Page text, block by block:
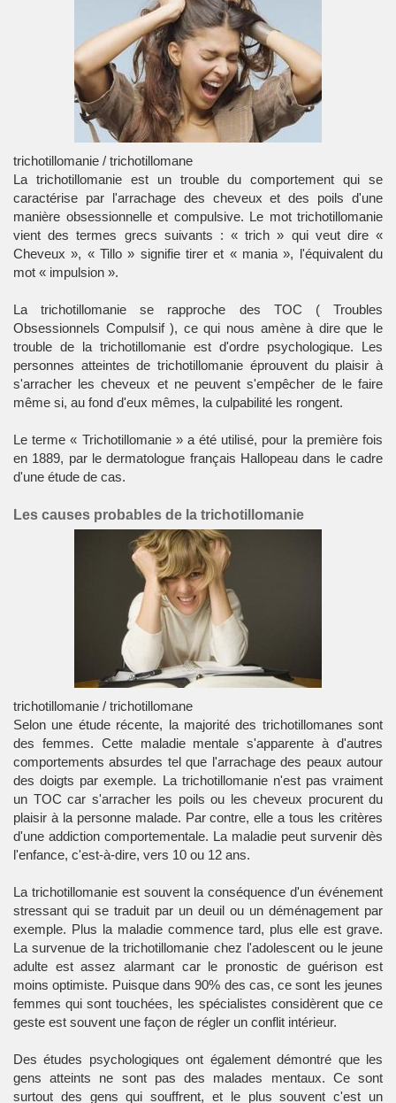
trichotillomanie / trichotillomane
La trichotillomanieest un trouble du comportement qui se
caractérise par l'arrachage des cheveux et des poils d'une
manière obsessionnelle et compulsive. Le mot trichotillomanie
vient des termes grecs suivants : « trich » qui veut dire «
Cheveux », « Tillo » signifie tirer et « mania », l'équivalent du
mot « impulsion ».
La trichotillomanie se rapproche des TOC (Troubles
Obsessionnels Compulsif), ce qui nous amène à dire que le
trouble de la trichotillomanie est d'ordre psychologique. Les
personnes atteintes de trichotillomanie éprouvent du plaisir à
s'arracher les cheveux et ne peuvent s'empêcher de le faire
même si, au fond d'eux mêmes, la culpabilité les rongent.
Le terme « Trichotillomanie » a été utilisé, pour la première fois
en 1889, par le dermatologue français Hallopeau dans le cadre
d'une étude de cas.
Les causes probables de la trichotillomanie
trichotillomanie / trichotillomane
Selon une étude récente, la majorité des trichotillomanes sont
des femmes. Cette maladie mentale s'apparente à d'autres
comportements absurdes tel que l'arrachage des peaux autour
des doigts par exemple. La trichotillomanie n'est pas vraiment
un TOC car s'arracher les poils ou les cheveux procurent du
plaisir à la personne malade. Par contre, elle a tous les critères
d'une addiction comportementale. La maladie peut survenir dès
l'enfance, c'est-à-dire, vers 10 ou 12 ans.
La trichotillomanie est souvent la conséquence d'un événement
stressant qui se traduit par un deuil ou un déménagement par
exemple. Plus la maladie commence tard, plus elle est grave.
La survenue de la trichotillomanie chez l'adolescent ou le jeune
adulte est assez alarmant car le pronostic de guérison est
moins optimiste. Puisque dans 90% des cas, ce sont les jeunes
femmes qui sont touchées, les spécialistes considèrent que ce
geste est souvent une façon de régler un conflit intérieur.
Des études psychologiques ont également démontré que les
gens atteints ne sont pas des malades mentaux. Ce sont
surtout des gens qui souffrent, et le plus souvent c'est un